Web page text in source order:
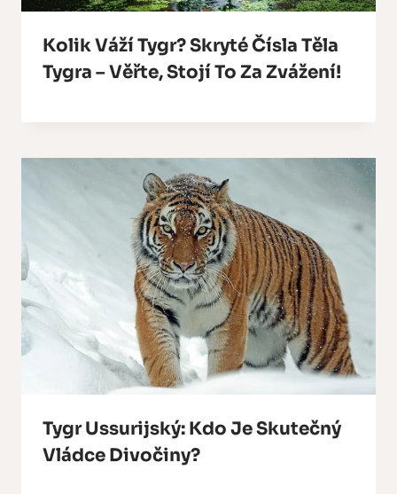
Kolik Váží Tygr? Skryté Čísla Těla
Tygra – Věřte, Stojí To Za Zvážení!
Tygr Ussurijský: Kdo Je Skutečný
Vládce Divočiny?